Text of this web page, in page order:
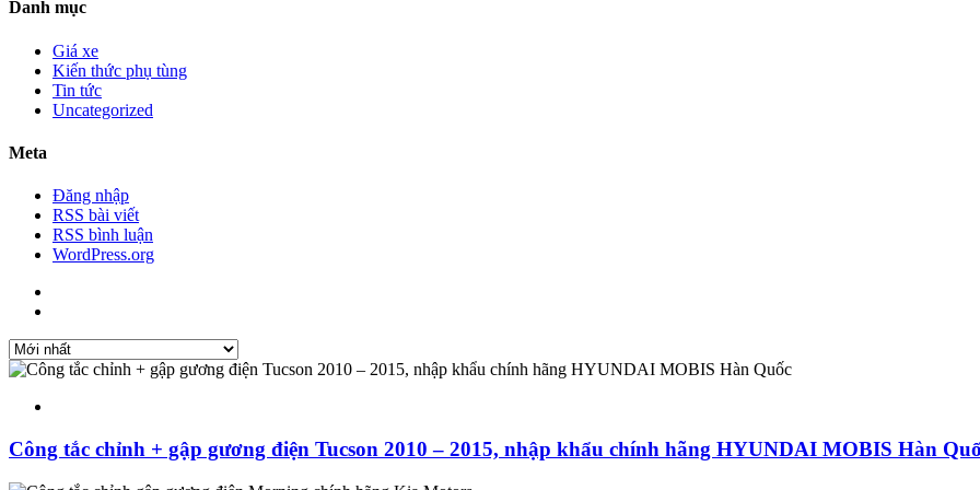
Danh mục
Giá xe
Kiến thức phụ tùng
Tin tức
Uncategorized
Meta
Đăng nhập
RSS bài viết
RSS bình luận
WordPress.org
Công tắc chỉnh + gập gương điện Tucson 2010 – 2015, nhập khẩu chính hãng HYUNDAI MOBIS Hàn